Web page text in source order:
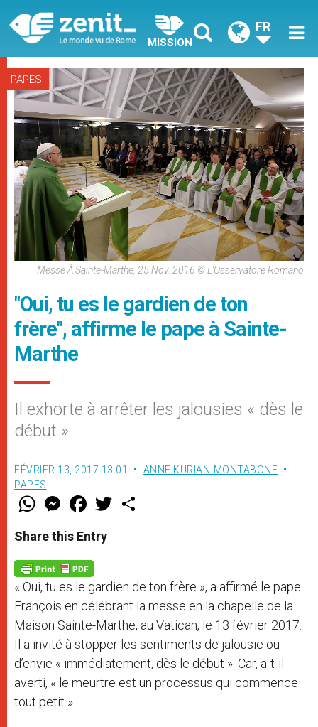
MISSION
FR
PAPES
Messe À Sainte-Marthe, 25 Nov. 2016 © L'Osservatore Romano
"Oui, tu es le gardien de ton
frère", affirme le pape à Sainte-
Marthe
Il exhorte à arrêter les jalousies « dès le
début »
FÉVRIER 13, 2017 13:01
ANNE KURIAN-MONTABONE
PAPES
W
t
s
p
p
M
e
s
e
g
e
r
F
a
e
b
o
k
w
Share this Entry
« Oui, tu es le gardien de ton frère », a affirmé le pape
François en célébrant la messe en la chapelle de la
Maison Sainte-Marthe, au Vatican, le 13 février 2017.
Il a invité à stopper les sentiments de jalousie ou
d’envie « immédiatement, dès le début ». Car, a-t-il
averti, « le meurtre est un processus qui commence
tout petit ».